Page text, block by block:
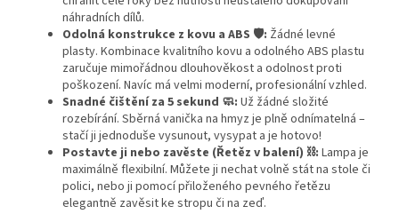
náhradních dílů.
Odolná konstrukce z kovu a ABS 🛡️: Žádné levné
plasty. Kombinace kvalitního kovu a odolného ABS plastu
zaručuje mimořádnou dlouhověkost a odolnost proti
poškození. Navíc má velmi moderní, profesionální vzhled.
Snadné čištění za 5 sekund 🧼: Už žádné složité
rozebírání. Sběrná vanička na hmyz je plně odnímatelná –
stačí ji jednoduše vysunout, vysypat a je hotovo!
Postavte ji nebo zavěste (Řetěz v balení) ⛓️: Lampa je
maximálně flexibilní. Můžete ji nechat volně stát na stole či
polici, nebo ji pomocí přiloženého pevného řetězu
elegantně zavěsit ke stropu či na zeď.